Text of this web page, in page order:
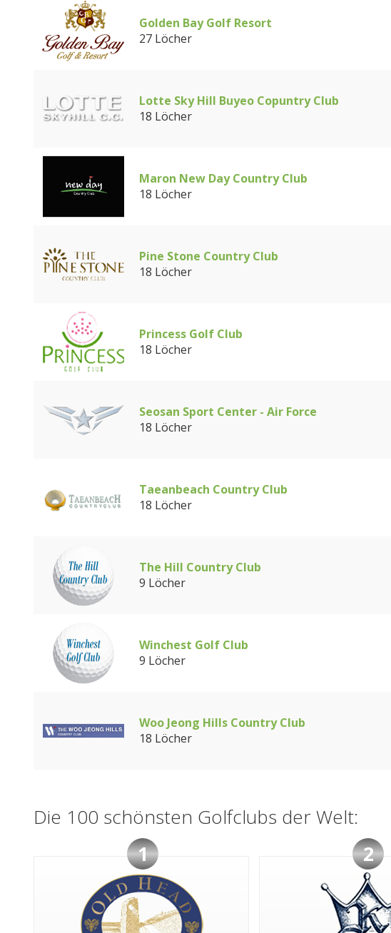
Golden Bay Golf Resort
27 Löcher
Lotte Sky Hill Buyeo Copuntry Club
18 Löcher
Maron New Day Country Club
18 Löcher
Pine Stone Country Club
18 Löcher
Princess Golf Club
18 Löcher
Seosan Sport Center - Air Force
18 Löcher
Taeanbeach Country Club
18 Löcher
The Hill Country Club
9 Löcher
Winchest Golf Club
9 Löcher
Woo Jeong Hills Country Club
18 Löcher
Die 100 schönsten Golfclubs der Welt:
1
2